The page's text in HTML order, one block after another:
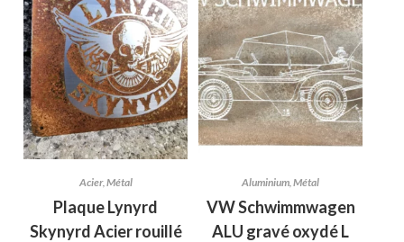
Acier, Métal
Plaque Lynyrd
Skynyrd Acier rouillé
Aluminium Métal
VW Schwimmwagen
ALU gravé oxydé L